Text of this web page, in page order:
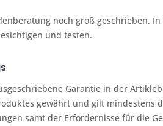
noch groß geschrieben.
und testen.
Garantie in der
gewährt und gilt mindestens
samt der Erfordernisse für die